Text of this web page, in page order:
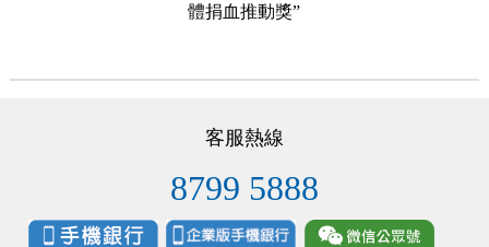
體捐血推動獎”
客服熱線
8799 5888